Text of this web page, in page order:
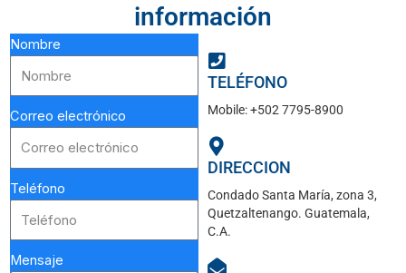
información
Nombre
Correo electrónico
Teléfono
Mensaje
TELÉFONO
Mobile: +502 7795-8900
DIRECCION
Condado Santa María, zona 3,
Quetzaltenango. Guatemala,
C.A.